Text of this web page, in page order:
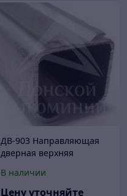
ДВ-903 Направляющая
дверная верхняя
В наличии
Цену уточняйте